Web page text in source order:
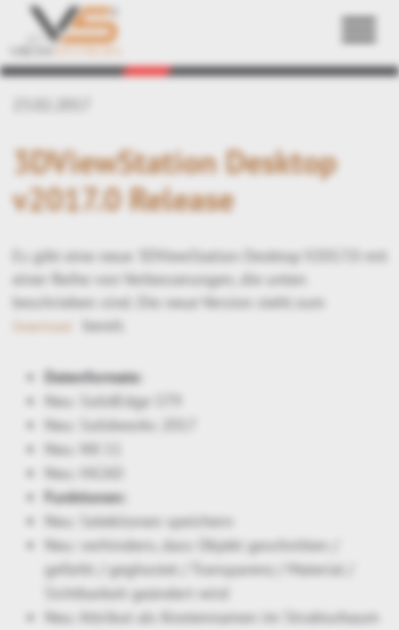
Zurück
3DViewStation Desktop
v2017.0 Release
Es gibt eine neue 3DViewStation Desktop V2017.0 mit
einer Reihe von Verbesserungen, die unten
beschrieben sind. Die neue Version steht zum
Download bereit.
Datenformate:
Neu: SolidEdge ST9
Neu: Solidworks 2017
Neu: NX 11
Neu: HiCAD
Funktionen:
Neu: Selektionen speichern
Neu: verhindern, dass Objekt geschnitten /
gefärbt / geghostet / Transparenz / Material /
Sichtbarkeit geändert wird
Neu: Attribut als Knotennamen im Strukturbaum